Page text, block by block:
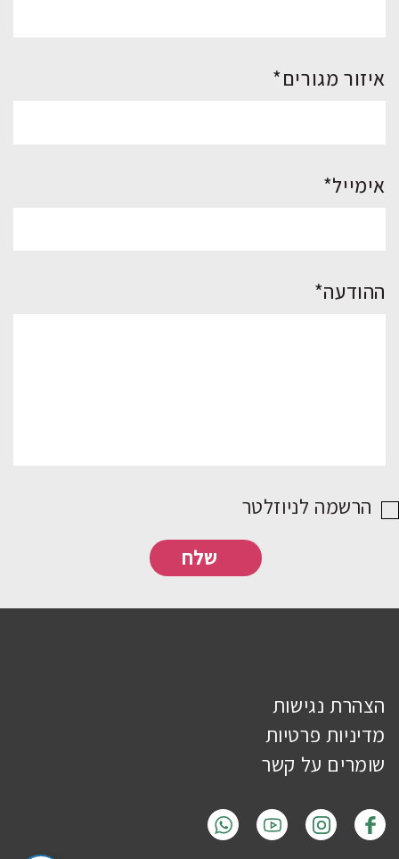
איזור מגורים*
אימייל*
ההודעה*
הרשמה לניוזלטר
הצהרת נגישות
מדיניות פרטיות
שומרים על קשר